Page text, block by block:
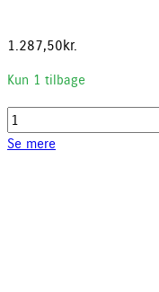
1.287,50kr.
Kun 1 tilbage
Dørtrinslister
antal
Se mere